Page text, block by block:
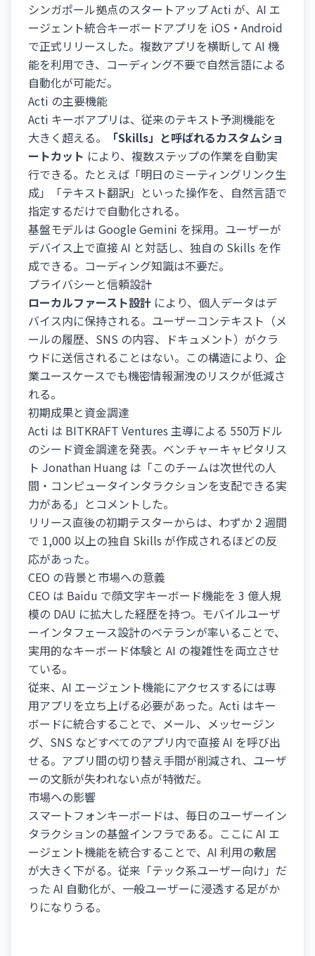
シンガポール拠点のスタートアップ Acti が、AI エ
ージェント統合キーボードアプリを iOS・Android
で正式リリースした。複数アプリを横断して AI 機
能を利用でき、コーディング不要で自然言語による
自動化が可能だ。
Acti の主要機能
Acti キーボアプリは、従来のテキスト予測機能を
大きく超える。
「Skills」と呼ばれるカスタムショ
ートカット により、複数ステップの作業を自動実
行できる。たとえば「明日のミーティングリンク生
成」「テキスト翻訳」といった操作を、自然言語で
指定するだけで自動化される。
基盤モデルは Google Gemini を採用。ユーザーが
デバイス上で直接 AI と対話し、独自の Skills を作
成できる。コーディング知識は不要だ。
プライバシーと信頼設計
ローカルファースト設計 により、個人データはデ
バイス内に保持される。ユーザーコンテキスト（メ
ールの履歴、SNS の内容、ドキュメント）がクラ
ウドに送信されることはない。この構造により、企
業ユースケースでも機密情報漏洩のリスクが低減さ
れる。
初期成果と資金調達
Acti は BITKRAFT Ventures 主導による 550万ドル
のシード資金調達を発表。ベンチャーキャピタリス
ト Jonathan Huang は「このチームは次世代の人
間・コンピュータインタラクションを支配できる実
力がある」とコメントした。
リリース直後の初期テスターからは、わずか 2 週間
で 1,000 以上の独自 Skills が作成されるほどの反
応があった。
CEO の背景と市場への意義
CEO は Baidu で顔文字キーボード機能を 3 億人規
模の DAU に拡大した経歴を持つ。モバイルユーザ
ーインタフェース設計のベテランが率いることで、
実用的なキーボード体験と AI の複雑性を両立させ
ている。
従来、AI エージェント機能にアクセスするには専
用アプリを立ち上げる必要があった。Acti はキー
ボードに統合することで、メール、メッセージン
グ、SNS などすべてのアプリ内で直接 AI を呼び出
せる。アプリ間の切り替え手間が削減され、ユーザ
ーの文脈が失われない点が特徴だ。
市場への影響
スマートフォンキーボードは、毎日のユーザーイン
タラクションの基盤インフラである。ここに AI エ
ージェント機能を統合することで、AI 利用の敷居
が大きく下がる。従来「テック系ユーザー向け」だ
った AI 自動化が、一般ユーザーに浸透する足がか
りになりうる。